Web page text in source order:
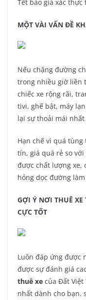
Tết báo giá xác
MỘT VÀI VẤN ĐỀ
Nếu chặng đường
trong nhiều giờ liền
chiếc xe rộng rãi,
tivi, ghế bật, máy
lại sự thoải mái
Hạn chế vì quá
tín, giá quá rẻ so
được chất lượng xe,
hỏng dọc đường
GỢI Ý NƠI THUÊ
CỰC TỐT
Luôn đáp ứng được
được sự đánh giá
thuê xe của Đất
nhất dành cho bạn.